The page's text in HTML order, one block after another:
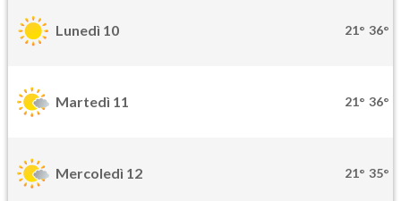
Lunedì 10 21° 36°
Martedì 11 21° 36°
Mercoledì 12 21° 35°